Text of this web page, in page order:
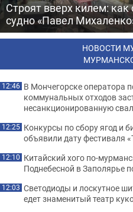
Строят вверх килем:
судно «Павел
НОВОСТИ
12:46 В Мончегорске оператора
коммунальных отходов
несанкционированную
12:25 Конкурсы по сбору ягод и
объявили дату фестиваля
12:10 Китайский хого по-
Поднебесной в Заполярье
12:03 Светодиоды и лоскутное
едет знаменитый театр